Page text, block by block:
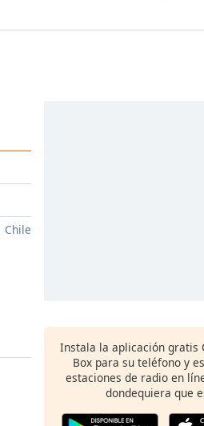
Chile
Instala la aplicación gratis
Box para su teléfono y
estaciones de radio en
dondequiera que